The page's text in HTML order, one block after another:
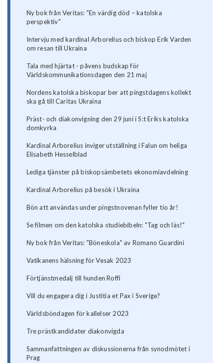
Ny bok från Veritas: "En värdig död – katolska
perspektiv"
Intervju med kardinal Arborelius och biskop Erik Varden
om resan till Ukraina
Tala med hjärtat - påvens budskap för
Världskommunikationsdagen den 21 maj
Nordens katolska biskopar ber att pingstdagens kollekt
ska gå till Caritas Ukraina
Präst- och diakonvigning den 29 juni i S:t Eriks katolska
domkyrka
Kardinal Arborelius inviger utställning i Falun om heliga
Elisabeth Hesselblad
Lediga tjänster på biskopsämbetets ekonomiavdelning
Kardinal Arborelius på besök i Ukraina
Bön att användas under pingstnovenan fyller tio år!
Se filmen om den katolska studiebibeln: "Tag och läs!"
Ny bok från Veritas: "Böneskola" av Romano Guardini
Vatikanens hälsning för Vesak 2023
Förtjänstmedalj till hunden Roffi
Vill du engagera dig i Justitia et Pax i Sverige?
Världsböndagen för kallelser 2023
Tre prästkandidater diakonvigda
Sammanfattningen av diskussionerna från synodmötet i
Prag